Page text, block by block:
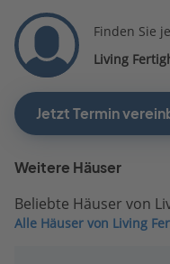
Finden Sie
Living
Jetzt Termin
Weitere Häuser
Beliebte Häuser von
Alle Häuser von Living